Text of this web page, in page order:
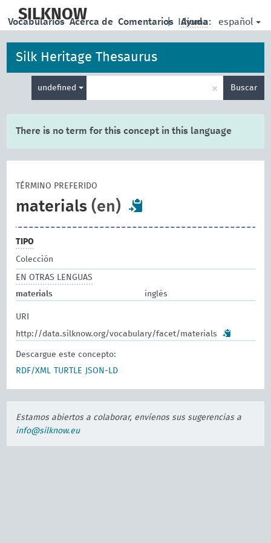
main
SILKNOW | Idioma: español
Vocabularios Acerca de Comentarios Ayuda
Silk Heritage Thesaurus
undefined × Buscar
There is no term for this concept in this language
TÉRMINO PREFERIDO
materials (en)
TIPO
Colección
EN OTRAS LENGUAS
materials
inglés
URI
http://data.silknow.org/vocabulary/facet/materials
Descargue este concepto:
RDF/XML
TURTLE JSON-LD
Estamos abiertos a colaborar, envíenos sus sugerencias a
info@silknow.eu